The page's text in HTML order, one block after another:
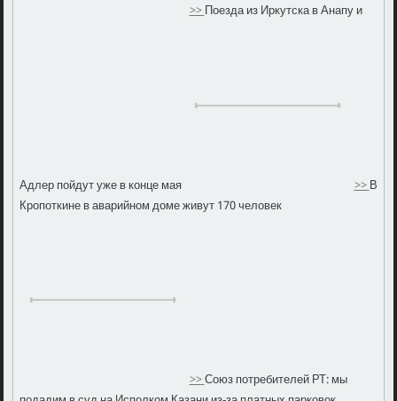
>>Поезда из Иркутска в Анапу и
Адлер пойдут уже в конце мая >>В
Кропоткине в аварийном доме живут 170 человек
>>Союз потребителей РТ: мы